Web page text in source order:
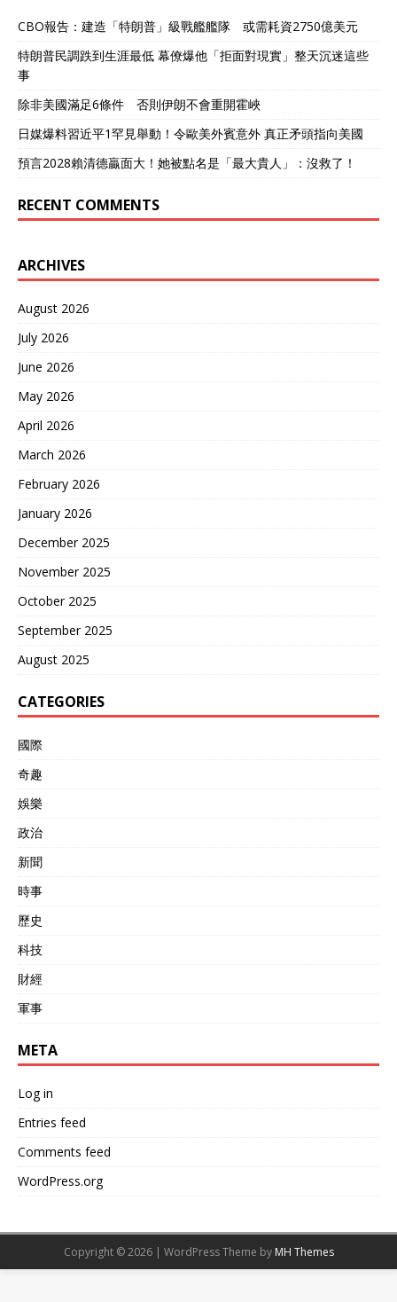
CBO報告：建造「特朗普」級戰艦艦隊 或需耗資2750億美元
特朗普民調跌到生涯最低 幕僚爆他「拒面對現實」整天沉迷這些
事
除非美國滿足6條件 否則伊朗不會重開霍峽
日媒爆料習近平1罕見舉動！令歐美外賓意外 真正矛頭指向美國
預言2028賴清德贏面大！她被點名是「最大貴人」：沒救了！
RECENT COMMENTS
ARCHIVES
August 2026
July 2026
June 2026
May 2026
April 2026
March 2026
February 2026
January 2026
December 2025
November 2025
October 2025
September 2025
August 2025
CATEGORIES
國際
奇趣
娛樂
政治
新聞
時事
歷史
科技
財經
軍事
META
Log in
Entries feed
Comments feed
WordPress.org
Copyright © 2026 | WordPress Theme by MH Themes